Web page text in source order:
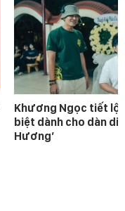
Khương Ngọc tiết lộ
biệt dành cho dàn
Hương’